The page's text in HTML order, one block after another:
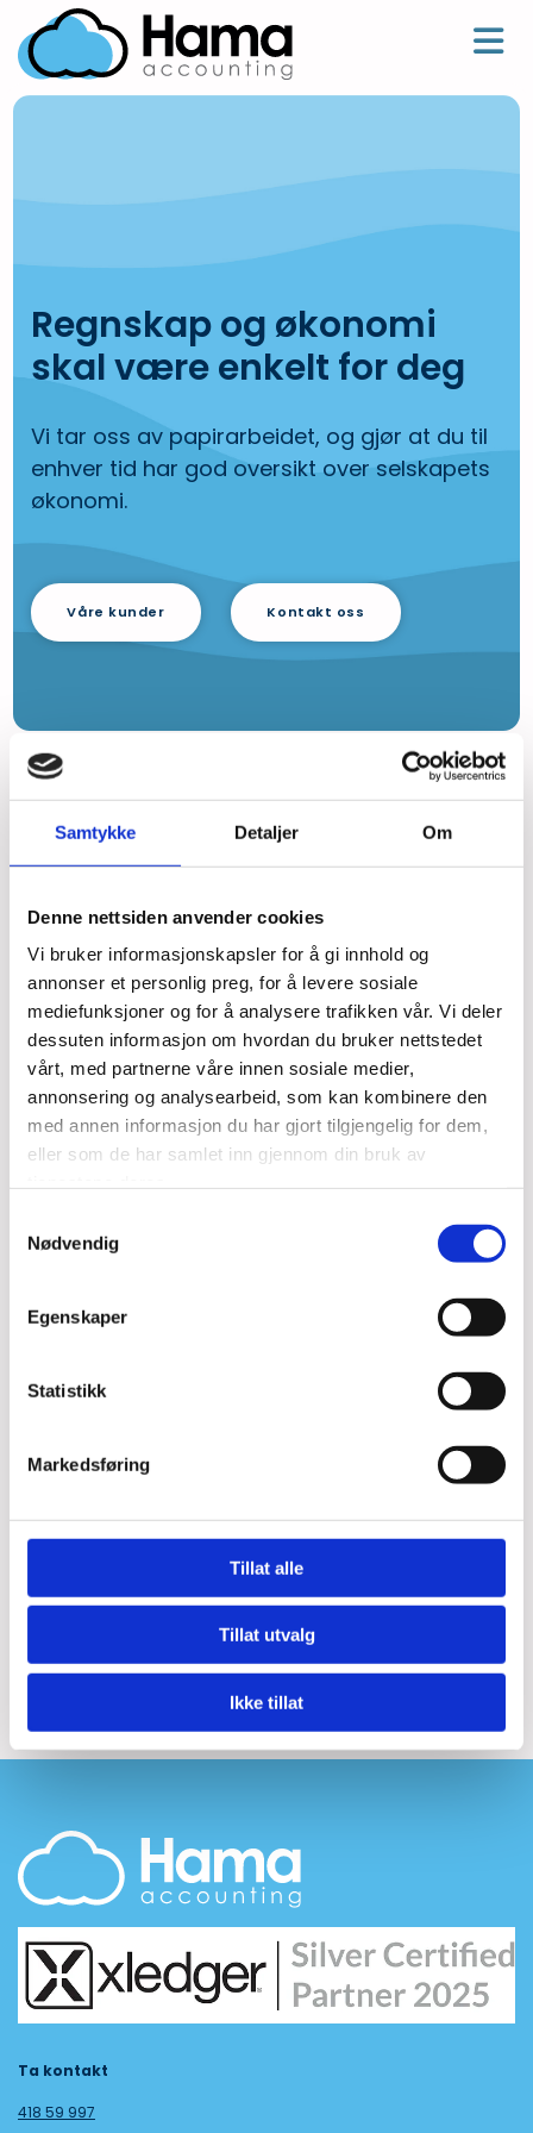
Samtykke Detaljer Om
Denne nettsiden anvender cookies
Vi bruker informasjonskapsler for å gi innhold og
annonser et personlig preg, for å levere sosiale
mediefunksjoner og for å analysere trafikken vår. Vi deler
dessuten informasjon om hvordan du bruker nettstedet
vårt, med partnerne våre innen sosiale medier,
annonsering og analysearbeid, som kan kombinere den
med annen informasjon du har gjort tilgjengelig for dem,
eller som de har samlet inn gjennom din bruk av
Nødvendig
Egenskaper
Statistikk
Markedsføring
Tillat alle
Tillat utvalg
Ikke tillat
Regnskap og økonomi
skal være enkelt for deg
Vi tar oss av papirarbeidet, og gjør at du til
enhver tid har god oversikt over selskapets
økonomi.
Våre kunder Kontakt oss
Tjenester
Hva vi kan hjelpe deg med
Hama Accounting er et regnskapsbyrå i Lørenskog som
leverer fleksible og moderne økonomisystemer for alle
typer bransjer. Vår filosofi er at økonomi og regnskap
skal være enkelt for deg!
Rådgivning
Systemleveranser
Ta kontakt
418 59 997